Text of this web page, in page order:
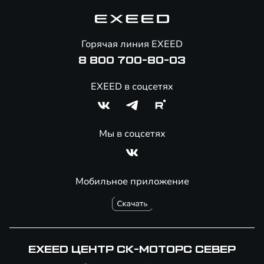
Помощь на дорогах
Мобильное приложение
Горячая линия EXEED
8 800 700-80-03
EXEED в соцсетях
Мы в соцсетях
EXEED ЦЕНТР СК-МОТОРС СЕВЕР